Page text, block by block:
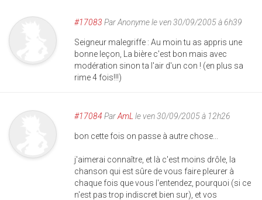
#17083 ParAnonymele ven 30/09/2005 à 6h39
Seigneur malegriffe : Au moin tu as appris une
bonne leçon, La bière c'est bon mais avec
modération sinon ta l'air d'un con ! (en plus sa
rime 4 fois!!!)
#17084 ParAmL le ven 30/09/2005 à 12h26
bon cette fois on passe à autre chose...
j'aimerai connaître, et là c'est moins drôle, la
chanson qui est sûre de vous faire pleurer à
chaque fois que vous l'entendez, pourquoi (si ce
n'est pas trop indiscret bien sur), et vos